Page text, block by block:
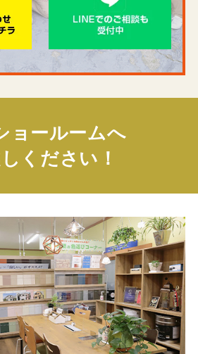
ョールームへ
ください！